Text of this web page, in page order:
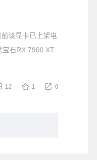
该显卡已上架电
宝石RX 7900 XT
12 1 0